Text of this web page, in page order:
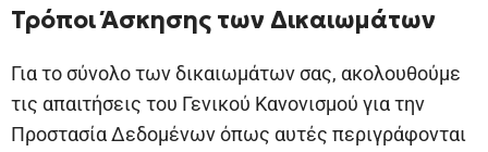
Τρόποι Άσκησης των Δικαιωμάτων
Για το σύνολο των δικαιωμάτων σας, ακολουθούμε
τις απαιτήσεις του Γενικού Κανονισμού για την
Προστασία Δεδομένων όπως αυτές περιγράφονται